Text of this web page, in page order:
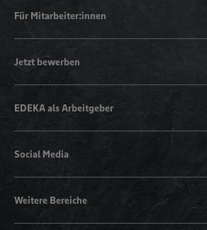
Für Mitarbeiter:innen
Jetzt bewerben
EDEKA als Arbeitgeber
Social Media
Weitere Bereiche